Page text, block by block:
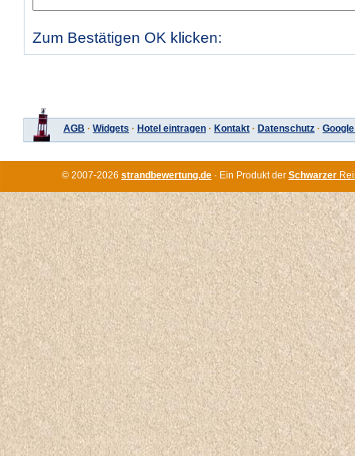
Zum Bestätigen OK klicken:
AGB · Widgets · Hotel eintragen · Kontakt · Datenschutz ·
© 2007-2026 strandbewertung.de · Ein Produkt der Schwarzer